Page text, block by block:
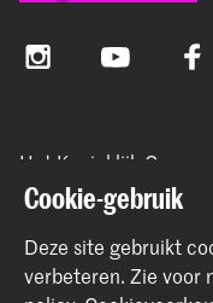
InstagramYouTube
Het Koninklijk
Academie van
Hogeschool der
Cookie-gebruik
Deze site gebruikt
verbeteren. Zie voor